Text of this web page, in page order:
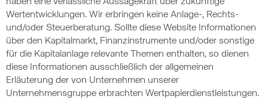
Wertentwicklungen. Wir erbringen keine Anlage-, Rechts-
und/oder Steuerberatung. Sollte diese Website Informationen
über den Kapitalmarkt, Finanzinstrumente und/oder sonstige
für die Kapitalanlage relevante Themen enthalten, so dienen
diese Informationen ausschließlich der allgemeinen
Erläuterung der von Unternehmen unserer
Unternehmensgruppe erbrachten Wertpapierdienstleistungen.